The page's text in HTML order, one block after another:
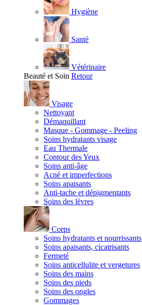
Hygiène
Santé
Vétérinaire
Beauté et Soin Retour
Visage
Nettoyant
Démaquillant
Masque - Gommage - Peeling
Soins hydratants visage
Eau Thermale
Contour des Yeux
Soins anti-âge
Acné et imperfections
Soins apaisants
Anti-tache et dépigmentants
Soins des lèvres
Corps
Soins hydratants et nourrissants
Soins apaisants, cicatrisants
Fermeté
Soins anticellulite et vergetures
Soins des mains
Soins des pieds
Soins des ongles
Gommages